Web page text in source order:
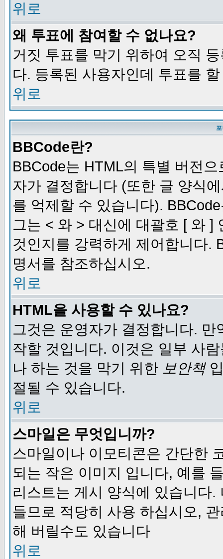
위로
왜 투표에 참여할 수 없나요?
거짓 투표를 막기 위하여 오직
다. 등록된 사용자인데 투표를
위로
BBCode란?
BBCode는 HTML의 특별 버전
자가 결정합니다 (또한 글 양식
를 억제할 수 있습니다).
그는 < 와 > 대신에 대괄호 [ 와 ]
것인지를 강력하게 제어합니다.
명서를 참조하십시오.
위로
HTML을 사용할 수 있나요?
그것은 운영자가 결정합니다.
작할 것입니다. 이것은 일부 사
나 하는 것을 막기 위한 보안책
절될 수 있습니다.
위로
스마일은 무엇입니까?
스마일이나 이모티콘은 간단한
되는 작은 이미지 입니다, 예를
리스트는 게시 양식에 있습니다
들므로 적당히 사용 하십시오,
해 버릴수도 있습니다
위로